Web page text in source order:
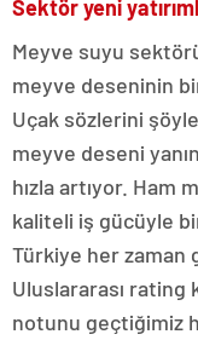
Sektör yeni
Meyve suyu
meyve deseninin
Uçak sözlerini
meyve deseni
hızla artıyor. Ham
kaliteli iş gücüyle
Türkiye her zaman
Uluslararası rating
notunu geçtiğimiz